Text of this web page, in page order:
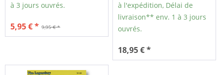
à 3 jours ouvrés.
9,95 € *
5,95 € *
à l'expédition, Délai de
livraison** env. 1 à 3 jours
ouvrés.
18,95 € *